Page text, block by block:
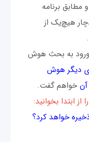
برنامه
هیچ‌یک از
به بحث هوش
دیگر هوش
خواهم گفت.
ابتدا بخوانید: